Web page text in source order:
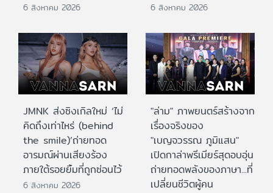
6 สิงหาคม 2026 6 สิงหาคม 2026
JMNK ส่งซิงเกิลใหม่ ‘ไม่
คิดถึงเท่าไหร่ (behind
the smile)’ถ่ายทอด
อารมณ์ผ่านเสียงร้อง
ภายใต้รอยยิ้มที่ถูกซ่อนไว้
6 สิงหาคม 2026
"ล่าม" ภาพยนตร์สร้างจาก
เรื่องจริงของ
"เบญจวรรณ ภูมิแสน"
เปิดกาล่าพรีเมียร์สุดอบอุ่น
ถ่ายทอดพลังของภาษา...ที่
เปลี่ยนชีวิตผู้คน